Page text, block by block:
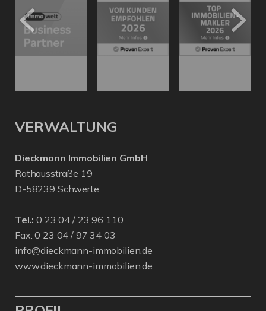
VERWALTUNG
Dieckmann Immobilien GmbH
Rathausstraße 19
D-58239 Schwerte
Tel.: 0 23 04 / 23 96 110
Fax: 0 23 04 / 97 34 03
info@dieckmann-immobilien.de
www.dieckmann-immobilien.de